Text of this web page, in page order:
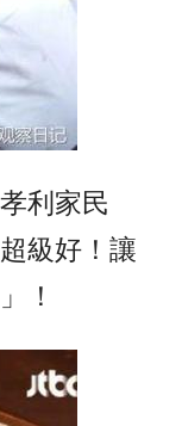
利家民
級好！ 讓
！